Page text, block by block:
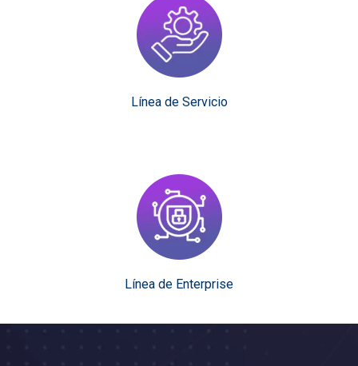
Línea de Servicio
Línea de Enterprise